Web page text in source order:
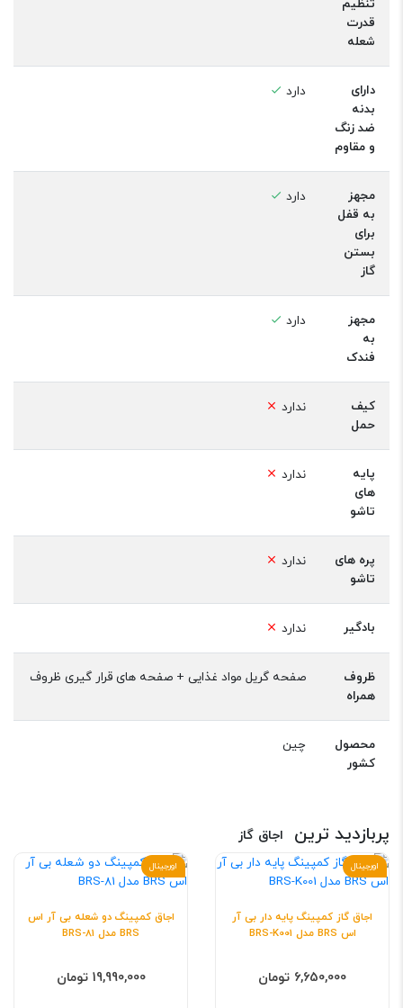
قدرت
شعله
دارای
بدنه
ضد زنگ
و مقاوم
دارد
مجهز
به قفل
برای
بستن
گاز
دارد
مجهز
به
فندک
دارد
کیف
حمل
ندارد
پایه
های
تاشو
ندارد
پره های
تاشو
ندارد
بادگیر ندارد
ظروف
همراه
صفحه گریل مواد غذایی + صفحه های قرار گیری ظروف
محصول
کشور
چین
پربازدید ترین اجاق گاز
اورجینال
اجاق گاز کمپینگ پایه دار بی آر
اس BRS مدل BRS-K001
6,650,000 تومان
اورجینال
اجاق کمپینگ دو شعله بی آر اس
BRS مدل BRS-81
19,990,000 تومان